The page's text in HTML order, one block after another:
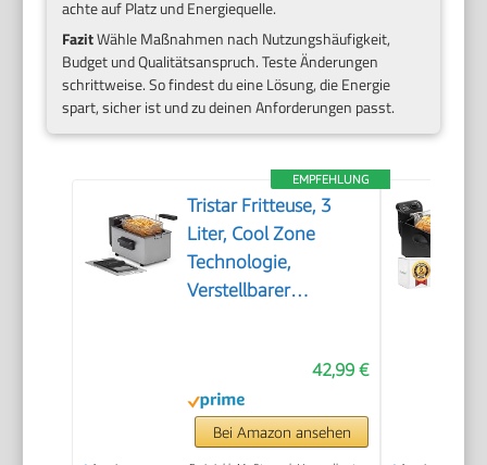
achte auf Platz und Energiequelle.
FazitWähle Maßnahmen nach Nutzungshäufigkeit,
Budget und Qualitätsanspruch. Teste Änderungen
schrittweise. So findest du eine Lösung, die Energie
spart, sicher ist und zu deinen Anforderungen passt.
EMPFEHLUNG
Tristar Fritteuse, 3
Liter, Cool Zone
Technologie,
Verstellbarer
Teile, Sichtfenster,
Kabelaufbewahrung,
Überhitzungsschutz,
Kompaktes Design,
42,99 €
Bei Amazon ansehen